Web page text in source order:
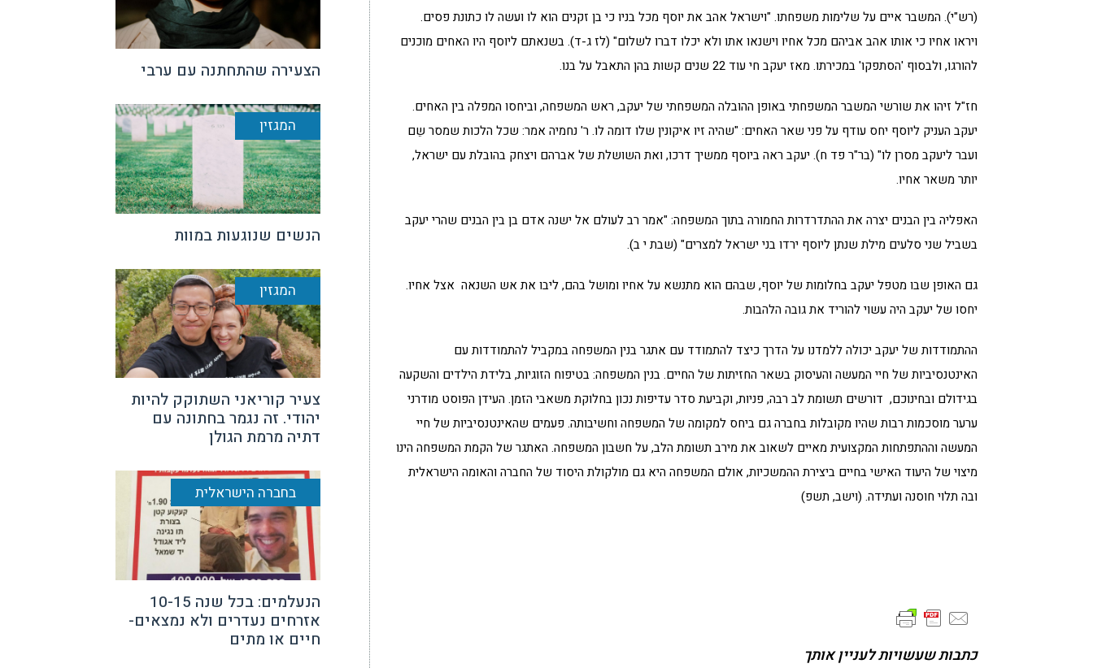
(רש"י). המשבר איים על שלימות משפחתו. "וישראל אהב את יוסף מכל בניו כי בן זקנים הוא לו ועשה לו כתונת פסים.
ויראו אחיו כי אותו אהב אביהם מכל אחיו וישנאו אתו ולא יכלו דברו לשלום" (לז ג-ד). בשנאתם ליוסף היו האחים מוכנים
להורגו, ולבסוף 'הסתפקו' במכירתו. מאז יעקב חי עוד 22 שנים קשות בהן התאבל על בנו.
חז"ל זיהו את שורשי המשבר המשפחתי באופן ההובלה המשפחתי של יעקב, ראש המשפחה, וביחסו המפלה בין האחים.
יעקב העניק ליוסף יחס עודף על פני שאר האחים: "שהיה זיו איקונין שלו דומה לו. ר' נחמיה אמר: שכל הלכות שמסר שֵם
ועבר ליעקב מסרן לו" (בר"ר פד ח). יעקב ראה ביוסף ממשיך דרכו, ואת השושלת של אברהם ויצחק בהובלת עם ישראל,
יותר משאר אחיו.
האפליה בין הבנים יצרה את ההתדרדרות החמורה בתוך המשפחה: "אמר רב לעולם אל ישנה אדם בן בין הבנים שהרי יעקב
בשביל שני סלעים מילת שנתן ליוסף ירדו בני ישראל למצרים" (שבת י ב).
גם האופן שבו מטפל יעקב בחלומות של יוסף, שבהם הוא מתנשא על אחיו ומושל בהם, ליבו את אש השנאה אצל אחיו.
יחסו של יעקב היה עשוי להוריד את גובה הלהבות.
ההתמודדות של יעקב יכולה ללמדנו על הדרך כיצד להתמודד עם אתגר בנין המשפחה במקביל להתמודדות עם
האינטנסיביות של חיי המעשה והעיסוק בשאר החזיתות של החיים. בנין המשפחה: בטיפוח הזוגיות, בלידת הילדים והשקעה
בגידולם ובחינוכם, דורשים תשומת לב רבה, פניות, וקביעת סדר עדיפות נכון בחלוקת משאבי הזמן. העידן הפוסט מודרני
ערער מוסכמות רבות שהיו מקובלות בחברה גם ביחס למקומה של המשפחה וחשיבותה. פעמים שהאינטנסיביות של חיי
המעשה וההתפתחות המקצועית מאיים לשאוב את מירב תשומת הלב, על חשבון המשפחה. האתגר של הקמת המשפחה הינו
מיצוי של היעוד האישי בחיים ביצירת ההמשכיות, אולם המשפחה היא גם מולקולת היסוד של החברה והאומה הישראלית
ובה תלוי חוסנה ועתידה. (וישב, תשפ)
כתבות שעשויות לעניין אותך
הצעירה שהתחתנה עם ערבי
המגזין
הנשים שנוגעות במוות
המגזין
צעיר קוריאני השתוקק להיות
יהודי. זה נגמר בחתונה עם
דתיה מרמת הגולן
בחברה הישראלית
הנעלמים: בכל שנה 10-15
אזרחים נעדרים ולא נמצאים-
חיים או מתים